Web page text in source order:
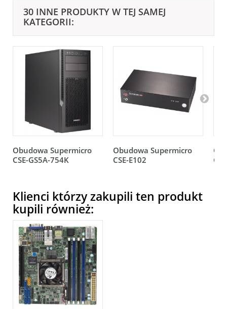
30 INNE PRODUKTY W TEJ SAMEJ
KATEGORII:
Obudowa Supermicro
CSE-GS5A-754K
Obudowa Supermicro
CSE-E102
Klienci którzy zakupili ten produkt
kupili również: